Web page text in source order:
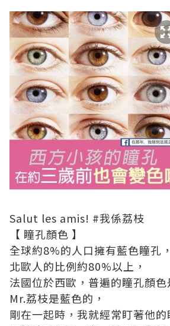
Salut les amis! #我係荔枝
【 瞳孔顏色 】
全球約8%的人口擁有藍色瞳孔，
北歐人的比例約80%以上，
法國位於西歐，普遍的瞳孔顏色
Mr.荔枝是藍色的，
剛在一起時，我就經常盯著他的